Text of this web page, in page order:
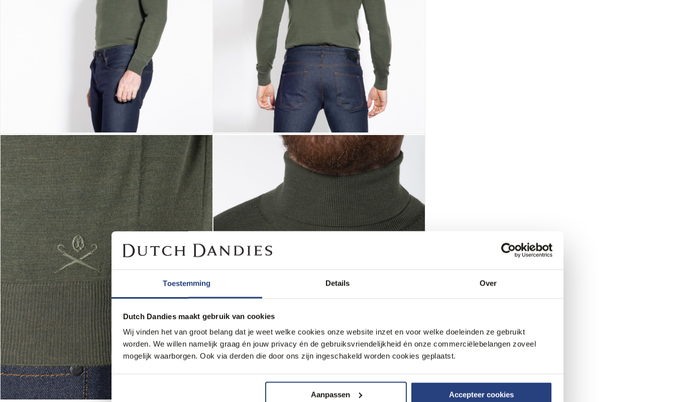
Toestemming Details Over
Dutch Dandies maakt gebruik van cookies
Wij vinden het van groot belang dat je weet welke cookies onze website inzet en voor welke doeleinden ze gebruikt
worden. We willen namelijk graag én jouw privacy én de gebruiksvriendelijkheid én onze commerciëlebelangen zoveel
mogelijk waarborgen. Ook via derden die door ons zijn ingeschakeld worden cookies geplaatst.
Aanpassen Accepteer cookies